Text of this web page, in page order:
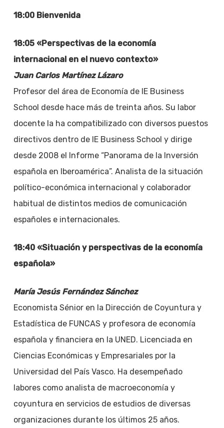
18:00 Bienvenida
18:05 «Perspectivas de la economía
internacional en el nuevo contexto»
Juan Carlos Martínez Lázaro
Profesor del área de Economía de IE Business
School desde hace más de treinta años. Su labor
docente la ha compatibilizado con diversos puestos
directivos dentro de IE Business School y dirige
desde 2008 el Informe “Panorama de la Inversión
española en Iberoamérica”. Analista de la situación
político-económica internacional y colaborador
habitual de distintos medios de comunicación
españoles e internacionales.
18:40 «Situación y perspectivas de la economía
española»
María Jesús Fernández Sánchez
Economista Sénior en la Dirección de Coyuntura y
Estadística de FUNCAS y profesora de economía
española y financiera en la UNED. Licenciada en
Ciencias Económicas y Empresariales por la
Universidad del País Vasco. Ha desempeñado
labores como analista de macroeconomía y
coyuntura en servicios de estudios de diversas
organizaciones durante los últimos 25 años.